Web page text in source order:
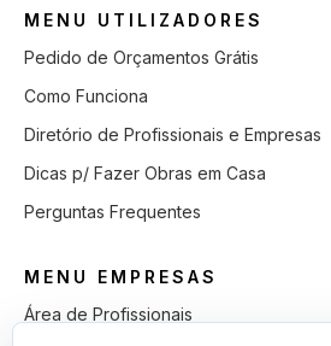
MENU UTILIZADORES
Pedido de Orçamentos Grátis
Como Funciona
Diretório de Profissionais e Empresas
Dicas p/ Fazer Obras em Casa
Perguntas Frequentes
MENU EMPRESAS
Área de Profissionais